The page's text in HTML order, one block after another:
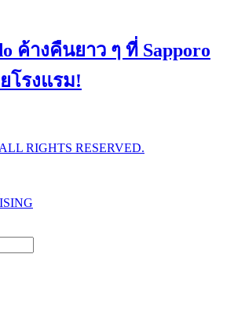
ค้างคืนยาว ๆ ที่ Sapporo
โรงแรม!
RIGHTS RESERVED.